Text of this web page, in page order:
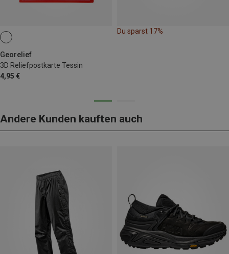
Georelief
3D Reliefpostkarte Tessin
4,95 €
Du sparst 17%
Andere Kunden kauften auch